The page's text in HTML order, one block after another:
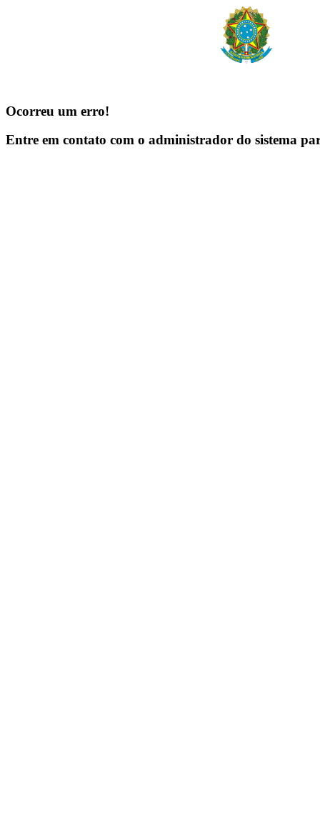
Ocorreu um erro!
Entre em contato com o administrador do sistema